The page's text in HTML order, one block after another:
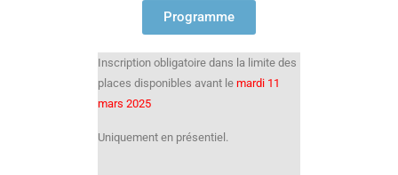
Programme
Inscription obligatoire dans la limite des
places disponibles avant le mardi 11
mars 2025
Uniquement en présentiel.